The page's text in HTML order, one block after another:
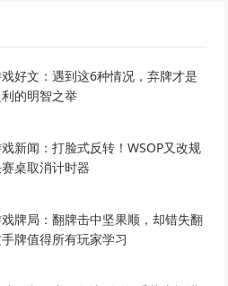
好文：遇到这6种情况，弃牌才是
的明智之举
新闻：打脸式反转！WSOP又改规
桌取消计时器
牌局：翻牌击中坚果顺，却错失翻
牌值得所有玩家学习